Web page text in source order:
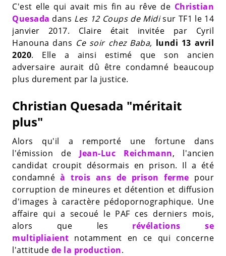
C'est elle qui avait mis fin au rêve de Christian
Quesada dans Les 12 Coups de Midisur TF1 le 14
janvier 2017. Claire était invitée par Cyril
Hanouna dans Ce soir chez Baba, lundi 13 avril
2020. Elle a ainsi estimé que son ancien
adversaire aurait dû être condamné beaucoup
plus durement par la justice.
Christian Quesada "méritait
plus"
Alors qu'il a remporté une fortune dans
l'émission de Jean-Luc Reichmann, l'ancien
candidat croupit désormais en prison. Il a été
condamnéà trois ans de prison ferme pour
corruption de mineures et détention et diffusion
d'images à caractère pédopornographique. Une
affaire qui a secoué le PAF ces derniers mois,
alors que les révélations se
multipliaient notamment en ce qui concerne
l'attitude de la production.